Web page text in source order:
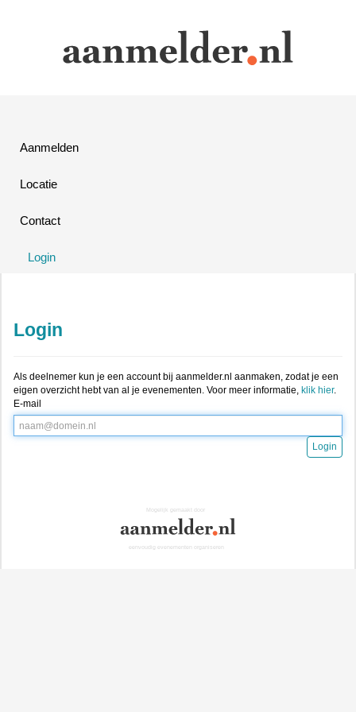
Aanmelden
Locatie
Contact
Login
Login
Als deelnemer kun je een account bij aanmelder.nl aanmaken, zodat je een
eigen overzicht hebt van al je evenementen. Voor meer informatie, klik hier.
E-mail
Login
Mogelijk gemaakt door
eenvoudig evenementen organiseren